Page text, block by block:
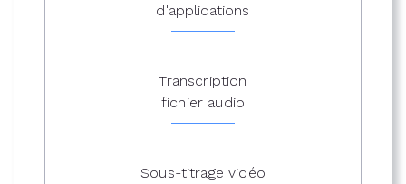
d'applications
Transcription
fichier audio
Sous-titrage vidéo